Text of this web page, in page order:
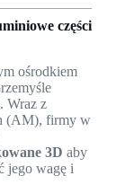
części
ośrodkiem
Wraz z
(AM), firmy w
3D aby
jego wagę i